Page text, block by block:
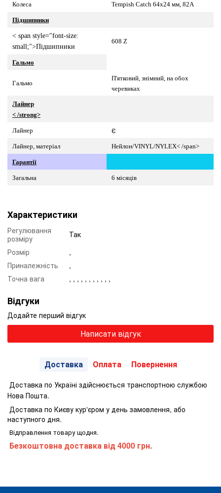
Колеса Tempish Catch 64х24 мм, 82А
Підшипники
< span style="font-size:
small;">Підшипники
608 Z
Гальмо
Гальмо
П'ятковий, знімний, на обох
черевиках
Лайнер
< /strong>
Лайнер Є
Лайнер, матеріал Нейлон/VINYL/NYLEX< /span>
Гарантії
Загальна 6 місяців
Характеристики
Регулювання
розміру
Так
Розмір
,
Приналежність
,
Точна вага
, , , , , , , , , , ,
Відгуки
Додайте перший відгук
Написати відгук
Доставка Оплата Повернення
Доставка по Україні здійснюється транспортною службою
Нова Пошта.
Доставка по Києву кур'єром у день замовлення, або
наступного дня.
Відправлення товару щодня.
Безкоштовна доставка від 4000 грн.